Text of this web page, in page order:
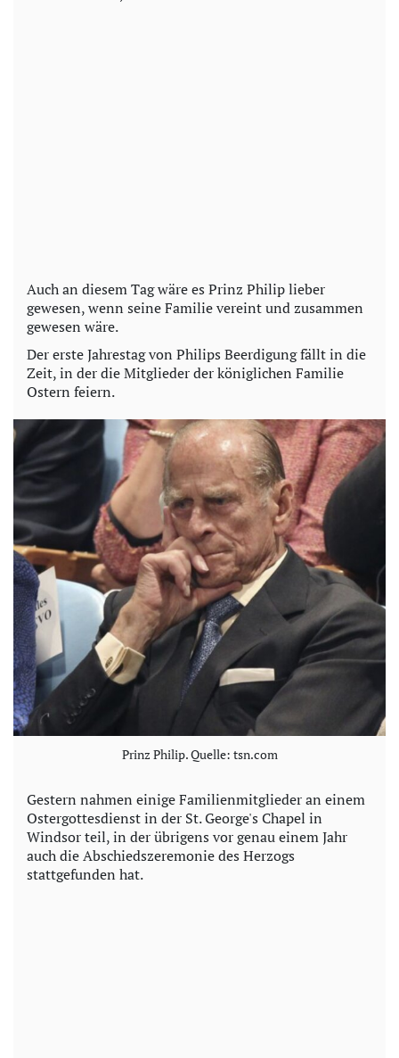
Auch an diesem Tag wäre es Prinz Philip lieber
gewesen, wenn seine Familie vereint und zusammen
gewesen wäre.
Der erste Jahrestag von Philips Beerdigung fällt in die
Zeit, in der die Mitglieder der königlichen Familie
Ostern feiern.
Prinz Philip. Quelle: tsn.com
Gestern nahmen einige Familienmitglieder an einem
Ostergottesdienst in der St. George's Chapel in
Windsor teil, in der übrigens vor genau einem Jahr
auch die Abschiedszeremonie des Herzogs
stattgefunden hat.